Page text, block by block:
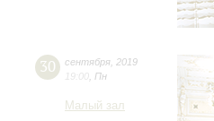
30 сентября 2019
19:00 Пн
Малый зал